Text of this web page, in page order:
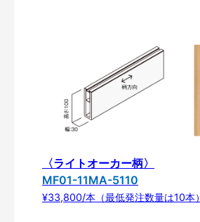
〈ライトオーカー柄〉
MF01-11MA-5110
¥33,800/本（最低発注数量は10本）